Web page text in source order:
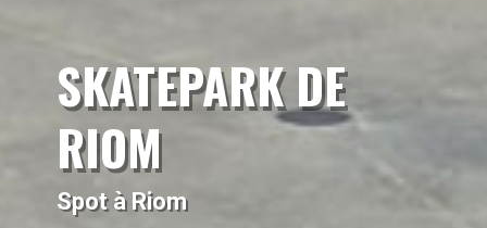
SKATEPARK DE
RIOM
Spot à Riom